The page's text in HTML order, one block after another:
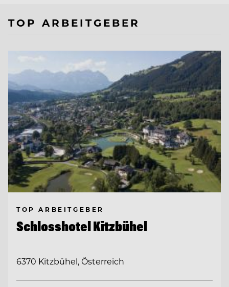
TOP ARBEITGEBER
TOP ARBEITGEBER
Schlosshotel Kitzbühel
6370 Kitzbühel, Österreich